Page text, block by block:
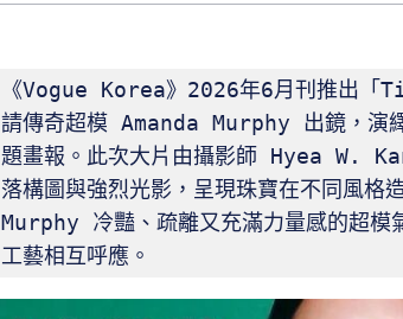
《Vogue Korea》2026年6月刊推出「
請傳奇超模 Amanda Murphy 出鏡，
題畫報。此次大片由攝影師 Hyea W.
落構圖與強烈光影，呈現珠寶在不同風格
Murphy 冷豔、疏離又充滿力量感的超
工藝相互呼應。